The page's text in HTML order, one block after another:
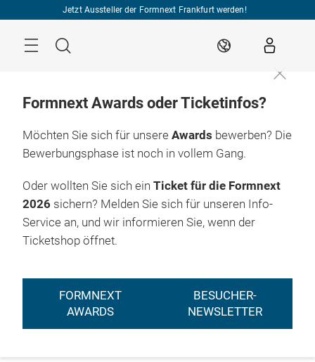
Jetzt Aussteller der Formnext Frankfurt werden!
Suche DE
Formnext Awards oder Ticketinfos?
Möchten Sie sich für unsere Awards bewerben? Die
Bewerbungsphase ist noch in vollem Gang.
Oder wollten Sie sich ein Ticket für die Formnext
2026 sichern? Melden Sie sich für unseren Info-
Service an, und wir informieren Sie, wenn der
Ticketshop öffnet.
FORMNEXT
AWARDS
BESUCHER-
NEWSLETTER